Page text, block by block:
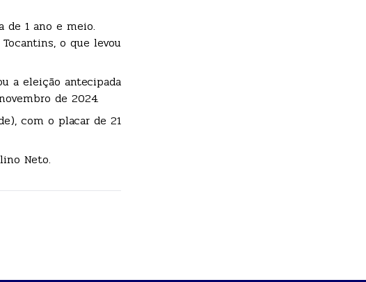
de 1 ano e meio.
o que levou
a eleição antecipada
de 2024.
com o placar de 21
Neto.